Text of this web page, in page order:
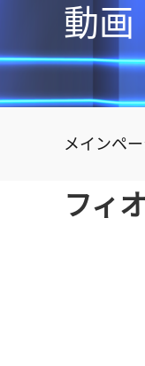
動画
メインペ
フィ